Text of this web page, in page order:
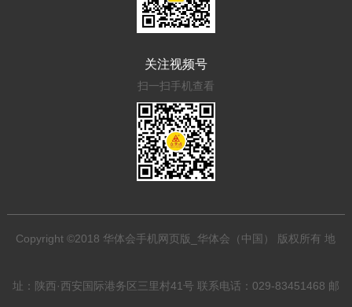
关注视频号
扫一扫手机查看
Copyright ©2018 华体会手机网页版_华体会（中国） 版权所有 地
址：陕西·西安国际港务区三里村41号 联系电话：029-83451468 邮